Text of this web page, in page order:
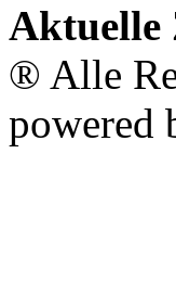
Aktuelle
® Alle
powered